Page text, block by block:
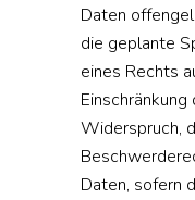
Daten
die geplante
eines Rechts
Widerspruch,
Daten, sofern